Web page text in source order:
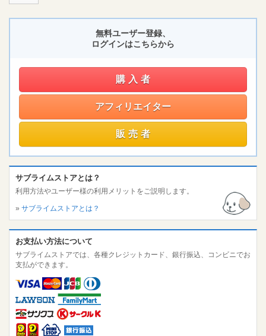
無料ユーザー登録、
ログインはこちらから
購入者
アフィリエイター
販売者
サブライムストアとは？
利用方法やユーザー様の利用メリットをご説明します。
» サブライムストアとは？
お支払い方法について
サブライムストアでは、各種クレジットカード、銀行振込、コンビニでお
支払ができます。